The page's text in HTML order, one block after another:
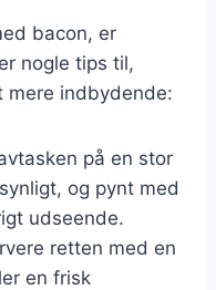
bacon, er
nogle tips til,
mere indbydende:
på en stor
og pynt med
udseende.
retten med en
en frisk